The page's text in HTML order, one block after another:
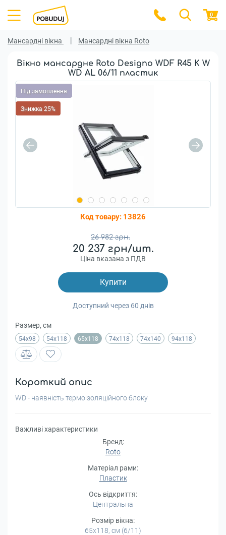
0
Мансардні вікна Мансардні вікна Roto
Вікно мансардне Roto Designo WDF R45 K W
WD AL 06/11 пластик
Під замовлення
Знижка 25%
Код товару: 13826
26 982 грн.
20 237 грн/шт.
Ціна вказана з ПДВ
Купити
Доступний через 60 днів
Размер, см
54x98 54x118 65x118 74x118 74x140 94x118
Короткий опис
WD - наявність термоізоляційного блоку
Важливі характеристики
Бренд:
Roto
Матеріал рами:
Пластик
Ось відкриття:
Центральна
Розмір вікна:
65x118, см (6/11)